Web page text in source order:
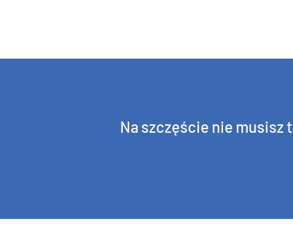
Na szczęście nie musisz